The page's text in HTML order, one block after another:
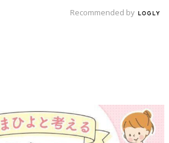
Recommended by